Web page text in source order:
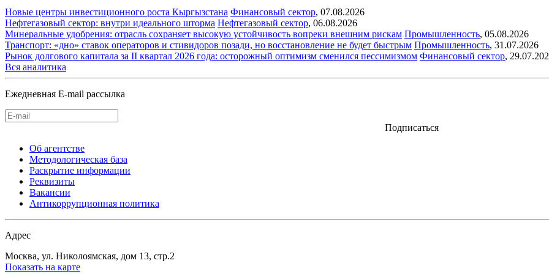
Новые центры инвестиционного роста Кыргызстана Финансовый сектор, 07.08.2026
Нефтегазовый сектор: внутри идеального шторма Нефтегазовый сектор, 06.08.2026
Минеральные удобрения: отрасль сохраняет высокую устойчивость вопреки внешним рискам Промышленность, 05.08.2026
Транспорт: «дно» ставок операторов и стивидоров позади, но восстановление не будет быстрым Промышленность, 31.07.2026
Рынок долгового капитала за II квартал 2026 года: осторожный оптимизм сменился пессимизмом Финансовый сектор,
Вся аналитика
Ежедневная E-mail рассылка
Подписаться
Об агентстве
Методологическая база
Раскрытие информации
Реквизиты
Вакансии
Антикоррупционная политика
Адрес
Москва, ул. Николоямская, дом 13, стр.2
Показать на карте